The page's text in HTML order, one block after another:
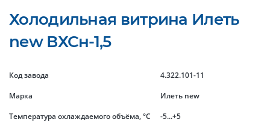
Холодильная витрина Илеть
new ВХСн-1,5
Код завода
4.322.101-11
Марка
Илеть new
Температура охлаждаемого объёма, °C
-5...+5